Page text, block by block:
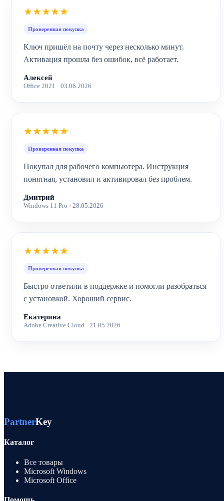
★★★★★
Проверенная покупка
Ключ пришёл на почту через несколько минут.
Активация прошла без ошибок, всё работает.
Алексей
Office 2021 · 03.06.2026
★★★★★
Проверенная покупка
Покупал для рабочего компьютера. Инструкция
понятная, установил и активировал без проблем.
Дмитрий
Windows 11 Pro · 28.05.2026
★★★★★
Проверенная покупка
Быстро ответили в поддержке и помогли разобраться
с установкой. Хороший сервис.
Екатерина
Adobe Creative Cloud · 21.05.2026
PartnerKey
Каталог
Все товары
Microsoft Windows
Microsoft Office